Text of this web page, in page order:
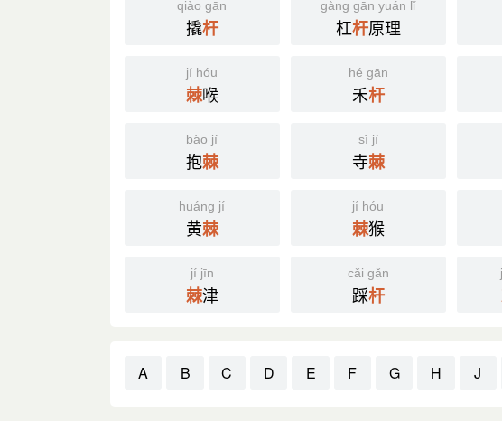
qiào gān
撬杆
gàng gān yuán lǐ
杠杆原理
jí hóu
棘喉
hé gān
禾杆
bào jí
抱棘
sì jí
寺棘
huáng jí
黄棘
jí hóu
棘猴
jí jīn
棘津
cǎi gǎn
踩杆
A B C D E F G H J